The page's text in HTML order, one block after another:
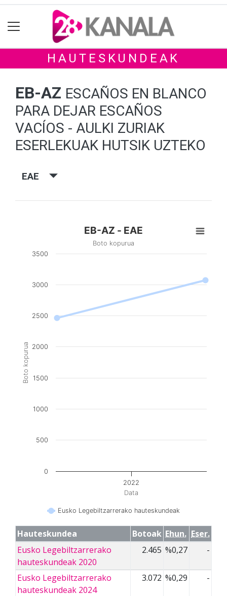
HAUTESKUNDEAK
EB-AZ ESCAÑOS EN BLANCO
PARA DEJAR ESCAÑOS
VACÍOS - AULKI ZURIAK
ESERLEKUAK HUTSIK UZTEKO
EAE
Data
Boto kopurua
EB-AZ - EAE
Boto kopurua
Eusko Legebiltzarrerako hauteskundeak
2022
0
500
1000
1500
2000
2500
3000
3500
Hauteskundea Botoak Ehun. Eser.
Eusko Legebiltzarrerako
hauteskundeak 2020
2.465 %0,27 -
Eusko Legebiltzarrerako
hauteskundeak 2024
3.072 %0,29 -